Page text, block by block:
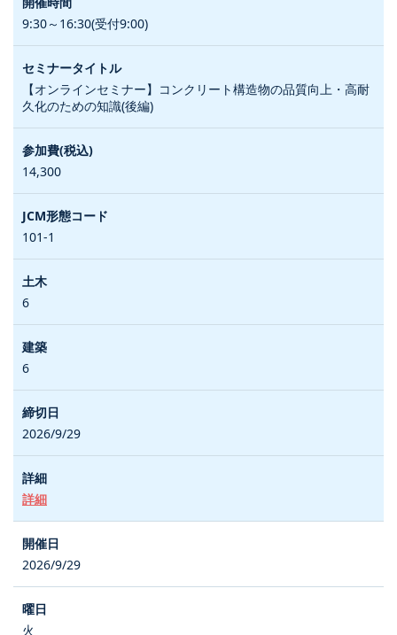
9:30～16:30(受付9:00)
【オンラインセミナー】コンクリート構造物の品質向上・高耐
久化のための知識(後編)
14,300
101-1
6
6
2026/9/29
詳細
2026/9/29
火